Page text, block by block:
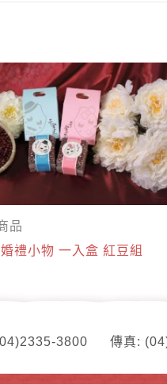
品
禮小物 一入盒 紅豆組
3800 傳真: